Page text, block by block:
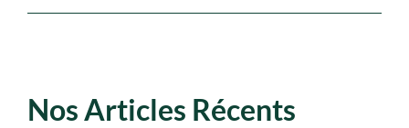
Nos Articles Récents